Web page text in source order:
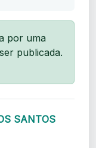
por uma
publicada.
SANTOS